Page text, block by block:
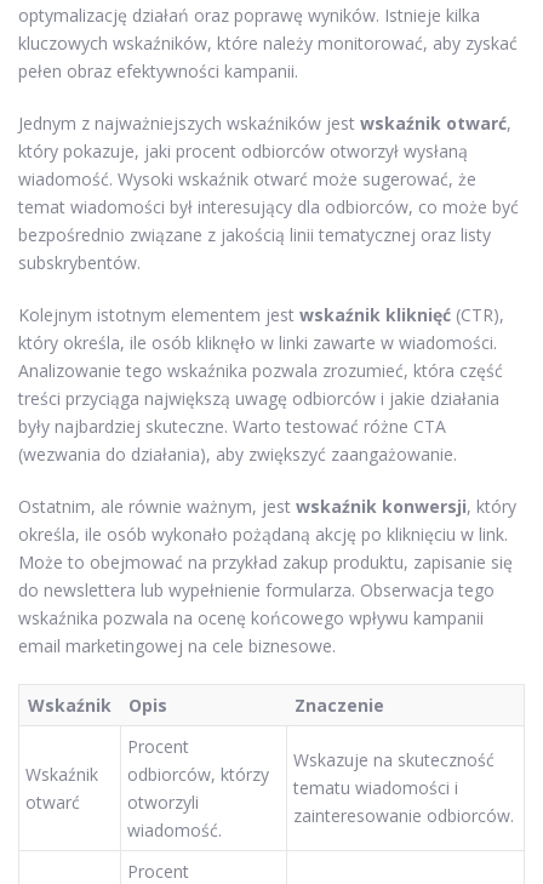
optymalizację działań oraz poprawę wyników. Istnieje kilka
kluczowych wskaźników, które należy monitorować, aby zyskać
pełen obraz efektywności kampanii.
Jednym z najważniejszych wskaźników jest wskaźnik otwarć,
który pokazuje, jaki procent odbiorców otworzył wysłaną
wiadomość. Wysoki wskaźnik otwarć może sugerować, że
temat wiadomości był interesujący dla odbiorców, co może być
bezpośrednio związane z jakością linii tematycznej oraz listy
subskrybentów.
Kolejnym istotnym elementem jest wskaźnik kliknięć (CTR),
który określa, ile osób kliknęło w linki zawarte w wiadomości.
Analizowanie tego wskaźnika pozwala zrozumieć, która część
treści przyciąga największą uwagę odbiorców i jakie działania
były najbardziej skuteczne. Warto testować różne CTA
(wezwania do działania), aby zwiększyć zaangażowanie.
Ostatnim, ale równie ważnym, jest wskaźnik konwersji, który
określa, ile osób wykonało pożądaną akcję po kliknięciu w link.
Może to obejmować na przykład zakup produktu, zapisanie się
do newslettera lub wypełnienie formularza. Obserwacja tego
wskaźnika pozwala na ocenę końcowego wpływu kampanii
email marketingowej na cele biznesowe.
Wskaźnik Opis Znaczenie
Wskaźnik
otwarć
Procent
odbiorców, którzy
otworzyli
wiadomość.
Wskazuje na skuteczność
tematu wiadomości i
zainteresowanie odbiorców.
Procent